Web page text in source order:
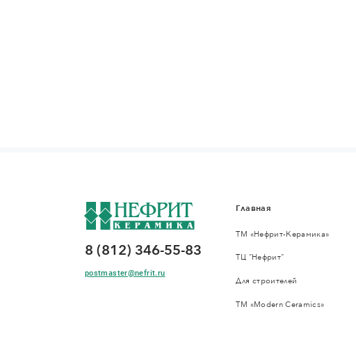
8 (812) 346-55-83
postmaster@nefrit.ru
Главная
ТМ «Нефрит-Керамика»
ТЦ "Нефрит"
Для строителей
ТМ «Modern Ceramics»